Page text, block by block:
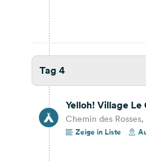
Tag 8
Yelloh! Village
Chemin des
Tag 4
Yelloh! Village Le
Chemin des
Zeige in Liste